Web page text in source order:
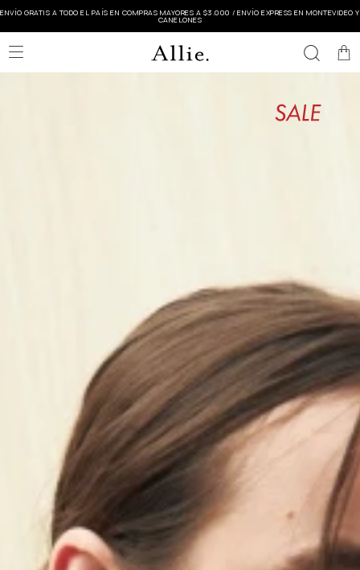
ENVÍO GRATIS A TODO EL PAÍS EN COMPRAS MAYORES A $3.000 / ENVÍO EXPRESS EN MONTEVIDEO Y
CANELONES
